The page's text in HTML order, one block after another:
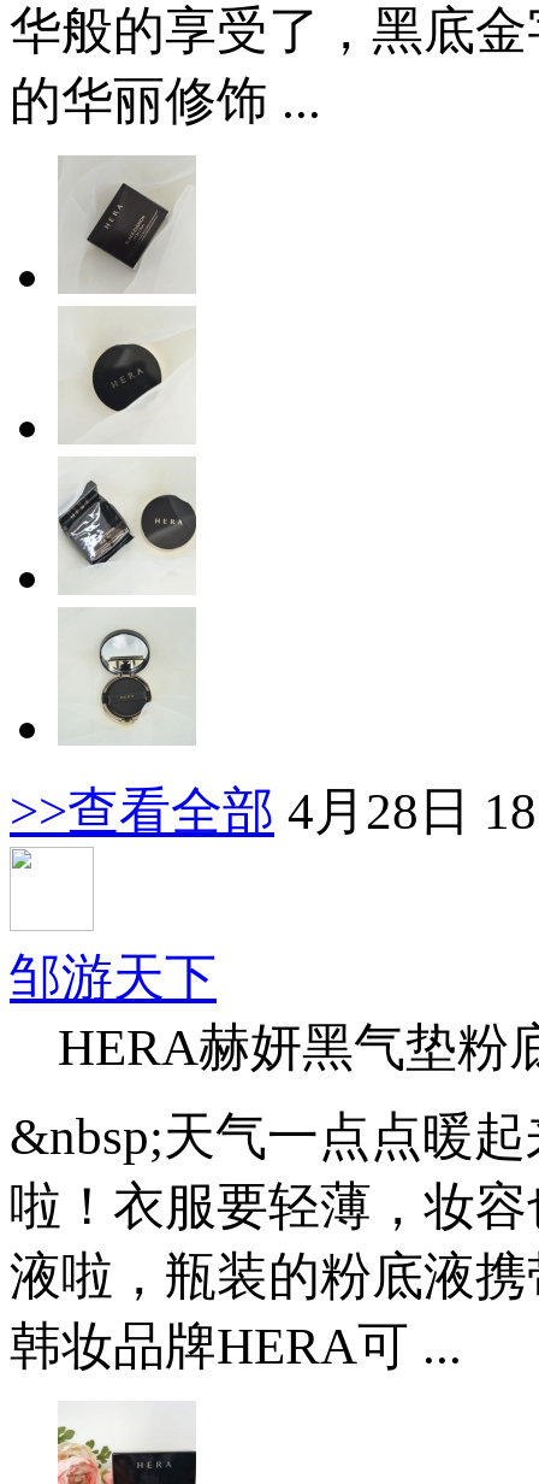
华般的享受了，黑底
的华丽修饰 ...
>>查看全部 4月28日
邹游天下
HERA赫妍黑气垫粉
&nbsp;天气一点点暖
啦！衣服要轻薄，妆
液啦，瓶装的粉底液
韩妆品牌HERA可 ...